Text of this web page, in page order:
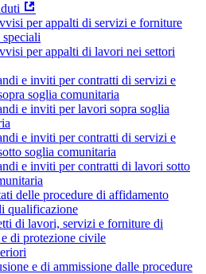
per appalti di servizi e forniture
per appalti di lavori nei settori
e inviti per contratti di servizi e
soglia comunitaria
e inviti per lavori sopra soglia
e inviti per contratti di servizi e
soglia comunitaria
e inviti per contratti di lavori sotto
delle procedure di affidamento
qualificazione
di lavori, servizi e forniture di
di protezione civile
e di ammissione dalle procedure